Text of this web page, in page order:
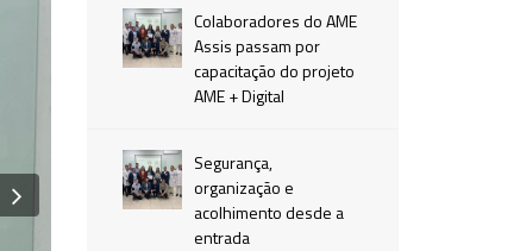
Colaboradores do AME
Assis passam por
capacitação do projeto
AME + Digital
Segurança,
organização e
acolhimento desde a
entrada